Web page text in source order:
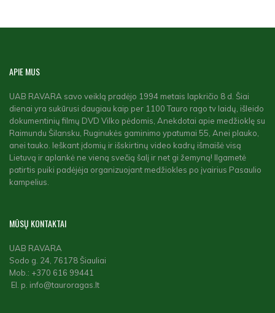
APIEMUS
UAB RAVARA savo veiklą pradėjo 1994 metais lapkričio 8 d. Šiai
dienai yra sukūrusi daugiau kaip per 1100 Tauro rago tv laidų, išleido
dokumentinių filmų DVD Vilko pėdomis, Anekdotai apie medžioklę su
Raimundu Šilansku, Ruginukės gaminimo ypatumai 55, Anei plauko,
anei tauko. Ieškant įdomių ir išskirtinų video kadrų išmaišė visą
Lietuvą ir aplankė ne vieną svečią šalį ir net gi žemyną! Ilgametė
patirtis puiki padėjėja organizuojant medžiokles po įvairius Pasaulio
kampelius.
MŪSŲ KONTAKTAI
UAB RAVARA
Sodo g. 24, 76178 Šiauliai
Mob.: +370 616 99441
El. p. info@tauroragas.lt